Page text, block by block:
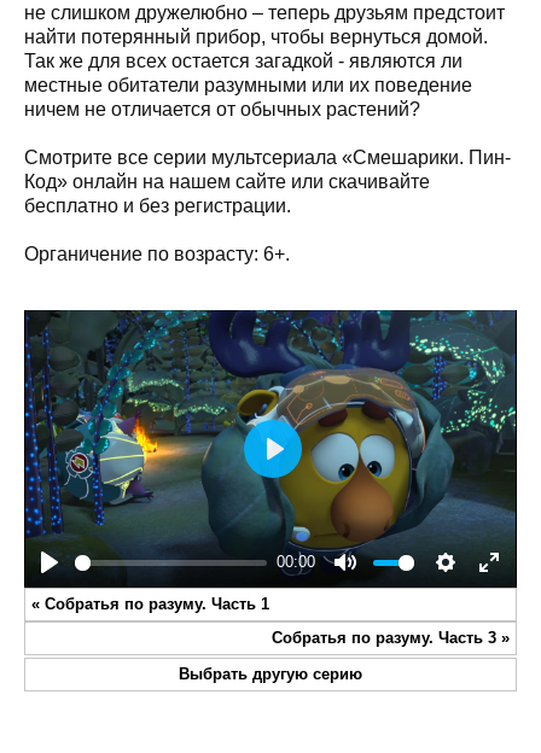
не слишком дружелюбно – теперь друзьям предстоит
найти потерянный прибор, чтобы вернуться домой.
Так же для всех остается загадкой - являются ли
местные обитатели разумными или их поведение
ничем не отличается от обычных растений?
Смотрите все серии мультсериала «Смешарики. Пин-
Код» онлайн на нашем сайте или скачивайте
бесплатно и без регистрации.
Органичение по возрасту: 6+.
Play
00:00
Mute Settings
Enter
Play
« Собратья по разуму. Часть 1
Собратья по разуму. Часть 3 »
Выбрать другую серию